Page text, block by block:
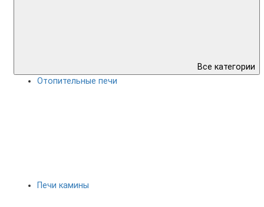
Все категории
Отопительные печи
Печи камины